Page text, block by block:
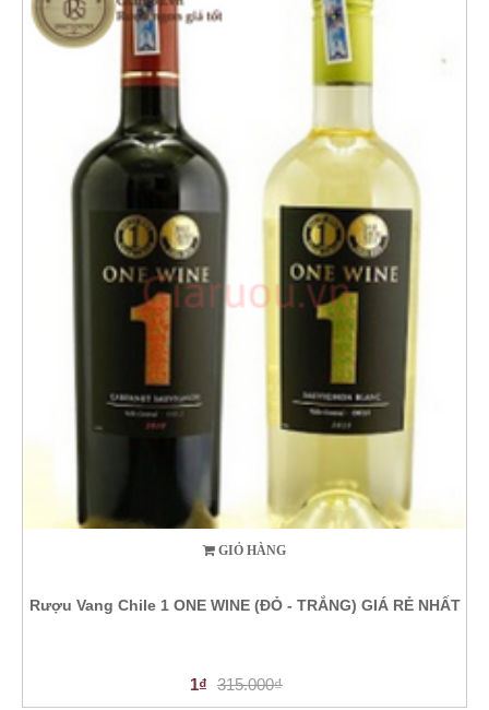
GIỎ HÀNG
Rượu Vang Chile 1 ONE WINE (ĐỎ - TRẮNG) GIÁ RẺ NHẤT
1₫ 315.000₫